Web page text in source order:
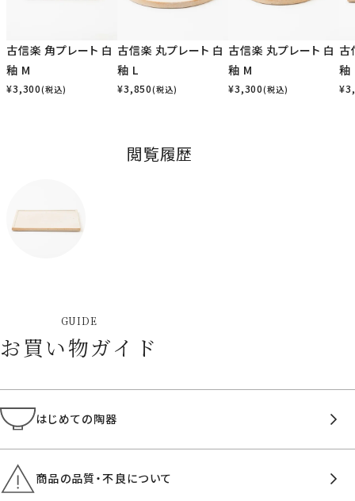
古信楽 角プレート 白
釉 M
¥3,300(税込)
古信楽 丸プレート 白
釉 L
¥3,850(税込)
古信楽 丸プレート 白
釉 M
¥3,300(税込)
古
釉
¥
閲覧履歴
GUIDE
お買い物ガイド
はじめての陶器
商品の品質・不良について